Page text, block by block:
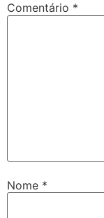
Comentário *
Nome *